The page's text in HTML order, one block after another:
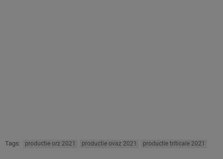
Tags: productie orz 2021 productie ovaz 2021 productie triticale 2021